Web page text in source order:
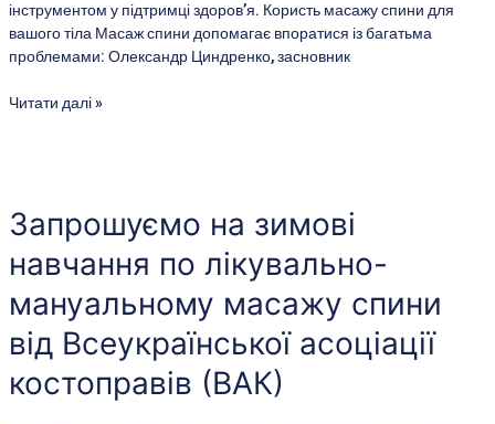
інструментом у підтримці здоров’я. Користь масажу спини для
вашого тіла Масаж спини допомагає впоратися із багатьма
проблемами: Олександр Циндренко, засновник
Читати далі »
Запрошуємо на зимові
навчання по лікувально-
мануальному масажу спини
від Всеукраїнської асоціації
костоправів (ВАК)
зимові
навчання
по
мануальному
масажу
спини
від
Всеукраїнської